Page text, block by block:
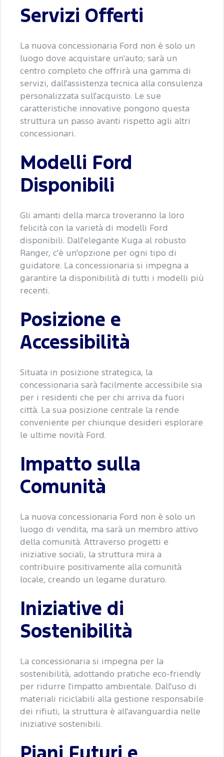
Servizi Offerti
La nuova concessionaria Ford non è solo un
luogo dove acquistare un'auto; sarà un
centro completo che offrirà una gamma di
servizi, dall'assistenza tecnica alla consulenza
personalizzata sull'acquisto. Le sue
caratteristiche innovative pongono questa
struttura un passo avanti rispetto agli altri
concessionari.
Modelli Ford
Disponibili
Gli amanti della marca troveranno la loro
felicità con la varietà di modelli Ford
disponibili. Dall'elegante Kuga al robusto
Ranger, c'è un'opzione per ogni tipo di
guidatore. La concessionaria si impegna a
garantire la disponibilità di tutti i modelli più
recenti.
Posizione e
Accessibilità
Situata in posizione strategica, la
concessionaria sarà facilmente accessibile sia
per i residenti che per chi arriva da fuori
città. La sua posizione centrale la rende
conveniente per chiunque desideri esplorare
le ultime novità Ford.
Impatto sulla
Comunità
La nuova concessionaria Ford non è solo un
luogo di vendita, ma sarà un membro attivo
della comunità. Attraverso progetti e
iniziative sociali, la struttura mira a
contribuire positivamente alla comunità
locale, creando un legame duraturo.
Iniziative di
Sostenibilità
La concessionaria si impegna per la
sostenibilità, adottando pratiche eco-friendly
per ridurre l'impatto ambientale. Dall'uso di
materiali riciclabili alla gestione responsabile
dei rifiuti, la struttura è all'avanguardia nelle
iniziative sostenibili.